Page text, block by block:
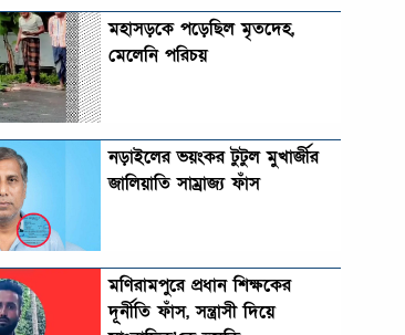
মহাসড়কে পড়েছিল মৃতদেহ,
মেলেনি পরিচয়
নড়াইলের ভয়ংকর টুটুল মুখার্জীর
জালিয়াতি সাম্রাজ্য ফাঁস
মণিরামপুরে প্রধান শিক্ষকের
দূর্নীতি ফাঁস, সন্ত্রাসী দিয়ে